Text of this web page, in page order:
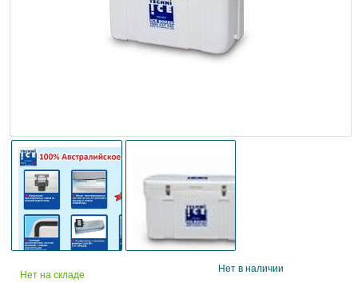
Нет на складе
Нет в наличии